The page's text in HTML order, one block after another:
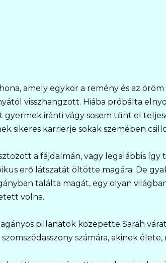
amely egykor a remény és az
visszhangzott. Hiába próbálta
gyermek iránti vágy sosem tűnt el
sikeres karrierje sokak szemében
a fájdalmán, vagy legalábbis
erő látszatát öltötte magára. De
találta magát, egy olyan
volna.
pillanatok közepette Sarah
számára, akinek